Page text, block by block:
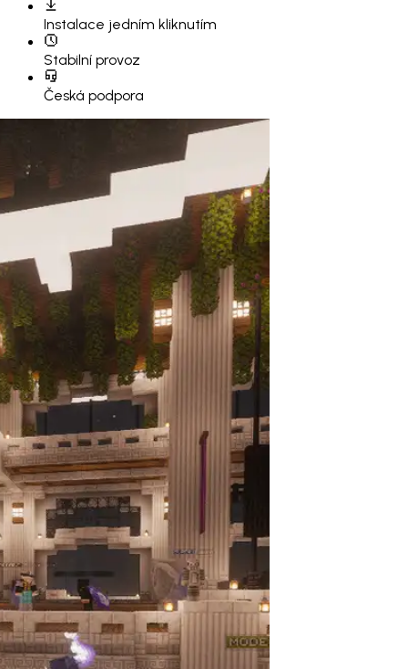
Instalace jedním kliknutím
Stabilní provoz
Česká podpora